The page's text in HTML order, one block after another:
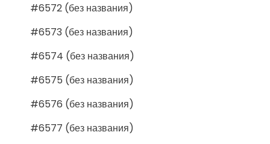
#6572 (без названия)
#6573 (без названия)
#6574 (без названия)
#6575 (без названия)
#6576 (без названия)
#6577 (без названия)